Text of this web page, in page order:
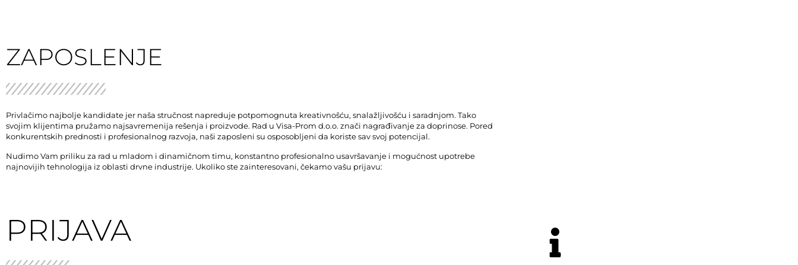
ZAPOSLENJE
Privlačimo najbolje kandidate jer naša stručnost napreduje potpomognuta kreativnošću, snalažljivošću i saradnjom. Tako
svojim klijentima pružamo najsavremenija rešenja i proizvode. Rad u Visa-Prom d.o.o. znači nagrađivanje za doprinose. Pored
konkurentskih prednosti i profesionalnog razvoja, naši zaposleni su osposobljeni da koriste sav svoj potencijal.
Nudimo Vam priliku za rad u mladom i dinamičnom timu, konstantno profesionalno usavršavanje i mogućnost upotrebe
najnovijih tehnologija iz oblasti drvne industrije. Ukoliko ste zainteresovani, čekamo vašu prijavu:
PRIJAVA